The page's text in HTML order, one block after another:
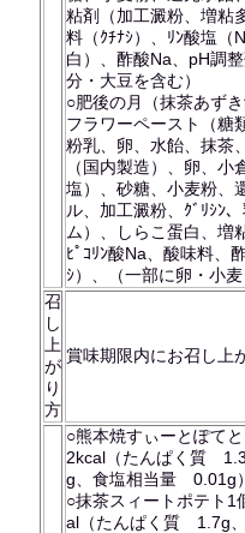
粘剤（加工澱粉、増粘
料（ｸﾁﾅｼ）、ﾘﾝ酸塩（
白）、酢酸Na、pH調
分・大豆を含む）
○肥後の月（抹茶あずき
フラワーペースト（糖
粉乳、卵、水飴、抹茶
（国内製造）、卵、
塩）、砂糖、小麦粉、
ル、加工澱粉、ｸﾞﾘｼﾝ
ム）、しらこ蛋白、増
ﾋﾟｺﾘﾝ酸Na、酸味料、
ｼ）、（一部に卵・小
召
し
上
が
り
方
賞味期限内にお召し上
○熊本焼すぃーとぽて
2kcal（たんぱく質
g、食塩相当量 0.01g）
○抹茶スィートポテト
al（たんぱく質 1.7g